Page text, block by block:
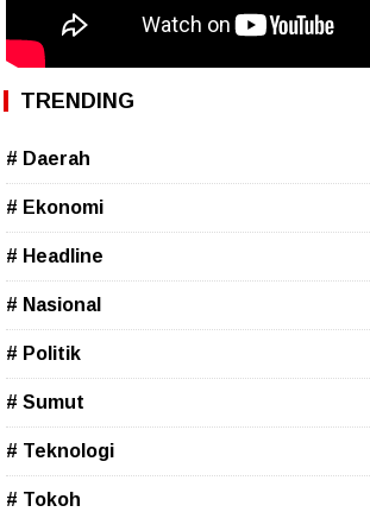
TRENDING
# Daerah
# Ekonomi
# Headline
# Nasional
# Politik
# Sumut
# Teknologi
# Tokoh